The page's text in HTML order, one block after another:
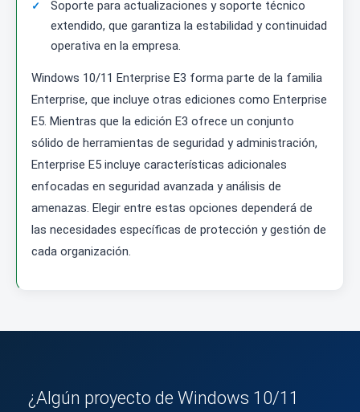
Soporte para actualizaciones y soporte técnico
extendido, que garantiza la estabilidad y continuidad
operativa en la empresa.
Windows 10/11 Enterprise E3 forma parte de la familia
Enterprise, que incluye otras ediciones como Enterprise
E5. Mientras que la edición E3 ofrece un conjunto
sólido de herramientas de seguridad y administración,
Enterprise E5 incluye características adicionales
enfocadas en seguridad avanzada y análisis de
amenazas. Elegir entre estas opciones dependerá de
las necesidades específicas de protección y gestión de
cada organización.
¿Algún proyecto de Windows 10/11